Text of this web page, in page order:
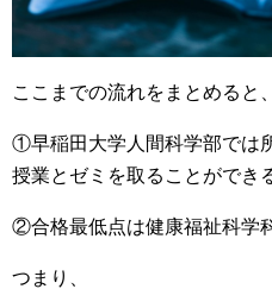
ここまでの流れをまとめると、
①早稲田大学人間科学部では
授業とゼミを取ることができ
②合格最低点は健康福祉科学
つまり、